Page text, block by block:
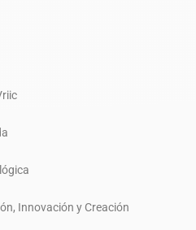
Innovación y Creación